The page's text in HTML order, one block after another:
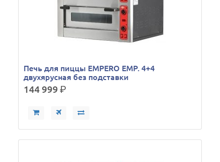
Печь для пиццы EMPERO EMP. 4+4
двухярусная без подставки
144 999р.